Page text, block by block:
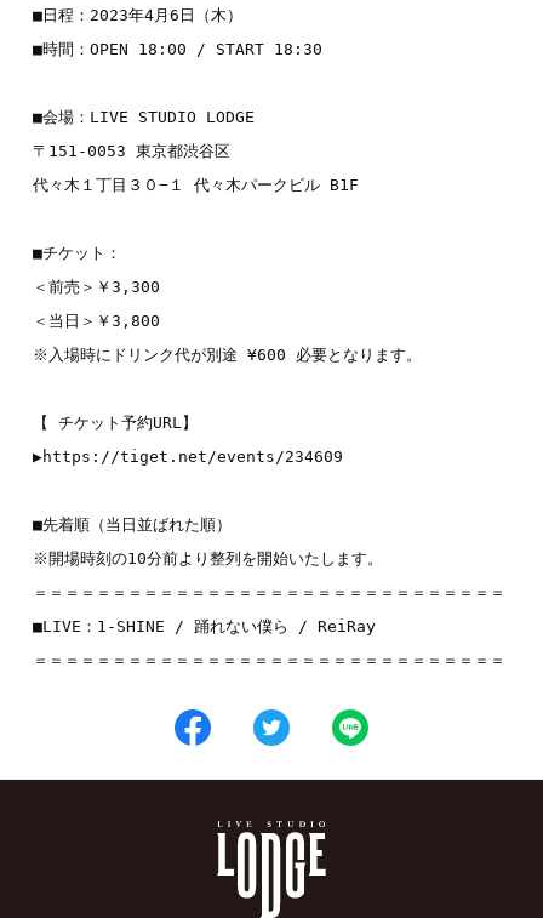
■日程：2023年4月6日（木）
■時間：OPEN 18:00 / START 18:30
■会場：LIVE STUDIO LODGE
〒151-0053 東京都渋谷区
代々木１丁目３０−１ 代々木パークビル B1F
■チケット：
＜前売＞￥3,300
＜当日＞￥3,800
※入場時にドリンク代が別途 ¥600 必要となります。
【 チケット予約URL】
▶︎https://tiget.net/events/234609
■先着順（当日並ばれた順）
※開場時刻の10分前より整列を開始いたします。
＝＝＝＝＝＝＝＝＝＝＝＝＝＝＝＝＝＝＝＝＝＝＝＝＝＝＝＝＝＝
■LIVE： 1-SHINE / 踊れない僕ら / ReiRay
＝＝＝＝＝＝＝＝＝＝＝＝＝＝＝＝＝＝＝＝＝＝＝＝＝＝＝＝＝＝